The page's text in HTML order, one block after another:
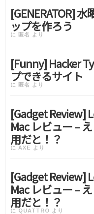
[GENERATOR]
ップを作ろう
に 匿名 より
[Funny] Hacker
プできるサイト
に 匿名 より
[Gadget Review]
Mac レビュー –
用だと！？
に AXE より
[Gadget Review]
Mac レビュー –
用だと！？
に QUATTRO より